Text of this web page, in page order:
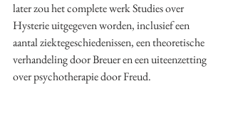
later zou het complete werk Studies over
Hysterie uitgegeven worden, inclusief een
aantal ziektegeschiedenissen, een theoretische
verhandeling door Breuer en een uiteenzetting
over psychotherapie door Freud.